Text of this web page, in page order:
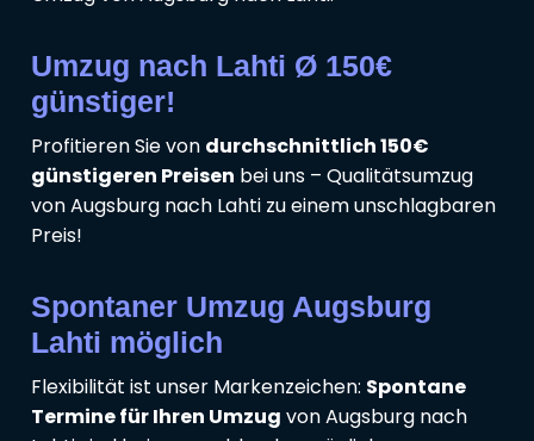
Umzug nach Lahti Ø 150€
günstiger!
Profitieren Sie von durchschnittlich 150€
günstigeren Preisen bei uns – Qualitätsumzug
von Augsburg nach Lahti zu einem unschlagbaren
Preis!
Spontaner Umzug Augsburg
Lahti möglich
Flexibilität ist unser Markenzeichen: Spontane
Termine für Ihren Umzug von Augsburg nach